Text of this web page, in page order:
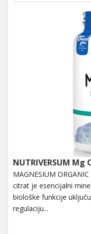
NUTRIVERSUM
MAGNESIUM
citrat je esencijalni
biološke funkcije
regulaciju...